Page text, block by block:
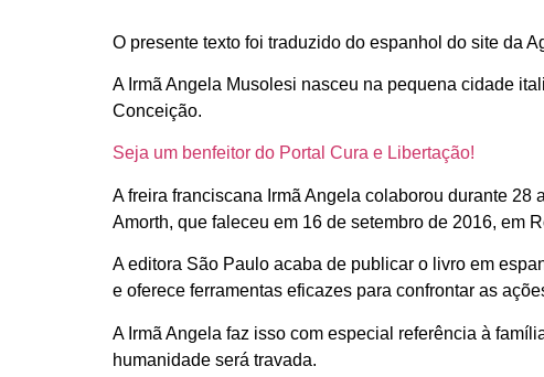
O presente texto foi traduzido do espanhol do site da
A Irmã Angela Musolesi nasceu na pequena cidade
Conceição.
Seja um benfeitor do Portal Cura e Libertação!
A freira franciscana Irmã Angela colaborou durante
Amorth, que faleceu em 16 de setembro de 2016, em
A editora São Paulo acaba de publicar o livro em
e oferece ferramentas eficazes para confrontar as
A Irmã Angela faz isso com especial referência à
humanidade será travada.